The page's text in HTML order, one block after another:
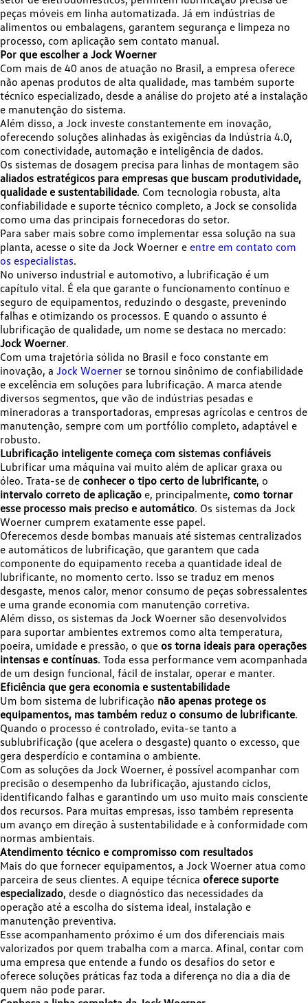
peças móveis em linha automatizada. Já em indústrias de
alimentos ou embalagens, garantem segurança e limpeza no
processo, com aplicação sem contato manual.
Por que escolher a Jock Woerner
Com mais de 40 anos de atuação no Brasil, a empresa oferece
não apenas produtos de alta qualidade, mas também suporte
técnico especializado, desde a análise do projeto até a instalação
e manutenção do sistema.
Além disso, a Jock investe constantemente em inovação,
oferecendo soluções alinhadas às exigências da Indústria 4.0,
com conectividade, automação e inteligência de dados.
Os sistemas de dosagem precisa para linhas de montagem são
aliados estratégicos para empresas que buscam produtividade,
qualidade e sustentabilidade. Com tecnologia robusta, alta
confiabilidade e suporte técnico completo, a Jock se consolida
como uma das principais fornecedoras do setor.
Para saber mais sobre como implementar essa solução na sua
planta, acesse o site da Jock Woerner e entre em contato com
os especialistas.
No universo industrial e automotivo, a lubrificação é um
capítulo vital. É ela que garante o funcionamento contínuo e
seguro de equipamentos, reduzindo o desgaste, prevenindo
falhas e otimizando os processos. E quando o assunto é
lubrificação de qualidade, um nome se destaca no mercado:
Jock Woerner.
Com uma trajetória sólida no Brasil e foco constante em
inovação, a Jock Woerner se tornou sinônimo de confiabilidade
e excelência em soluções para lubrificação. A marca atende
diversos segmentos, que vão de indústrias pesadas e
mineradoras a transportadoras, empresas agrícolas e centros de
manutenção, sempre com um portfólio completo, adaptável e
robusto.
Lubrificação inteligente começa com sistemas confiáveis
Lubrificar uma máquina vai muito além de aplicar graxa ou
óleo. Trata-se de conhecer o tipo certo de lubrificante, o
intervalo correto de aplicação e, principalmente, como tornar
esse processo mais preciso e automático. Os sistemas da Jock
Woerner cumprem exatamente esse papel.
Oferecemos desde bombas manuais até sistemas centralizados
e automáticos de lubrificação, que garantem que cada
componente do equipamento receba a quantidade ideal de
lubrificante, no momento certo. Isso se traduz em menos
desgaste, menos calor, menor consumo de peças sobressalentes
e uma grande economia com manutenção corretiva.
Além disso, os sistemas da Jock Woerner são desenvolvidos
para suportar ambientes extremos como alta temperatura,
poeira, umidade e pressão, o que os torna ideais para operações
intensas e contínuas. Toda essa performance vem acompanhada
de um design funcional, fácil de instalar, operar e manter.
Eficiência que gera economia e sustentabilidade
Um bom sistema de lubrificação não apenas protege os
equipamentos, mas também reduz o consumo de lubrificante.
Quando o processo é controlado, evita-se tanto a
sublubrificação (que acelera o desgaste) quanto o excesso, que
gera desperdício e contamina o ambiente.
Com as soluções da Jock Woerner, é possível acompanhar com
precisão o desempenho da lubrificação, ajustando ciclos,
identificando falhas e garantindo um uso muito mais consciente
dos recursos. Para muitas empresas, isso também representa
um avanço em direção à sustentabilidade e à conformidade com
normas ambientais.
Atendimento técnico e compromisso com resultados
Mais do que fornecer equipamentos, a Jock Woerner atua como
parceira de seus clientes. A equipe técnica oferece suporte
especializado, desde o diagnóstico das necessidades da
operação até a escolha do sistema ideal, instalação e
manutenção preventiva.
Esse acompanhamento próximo é um dos diferenciais mais
valorizados por quem trabalha com a marca. Afinal, contar com
uma empresa que entende a fundo os desafios do setor e
oferece soluções práticas faz toda a diferença no dia a dia de
quem não pode parar.